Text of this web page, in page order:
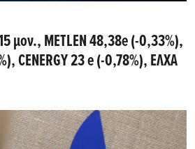
μον., METLEN 48,38e (-0,33%),
CENERGY 23 e (-0,78%), ΕΛΧΑ